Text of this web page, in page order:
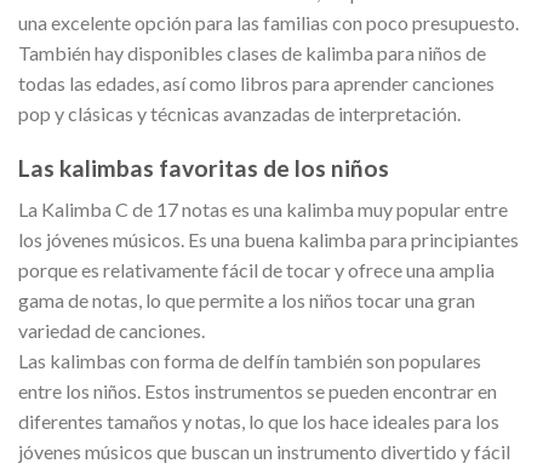
una excelente opción para las familias con poco presupuesto.
También hay disponibles clases de kalimba para niños de
todas las edades, así como libros para aprender canciones
pop y clásicas y técnicas avanzadas de interpretación.
Las kalimbas favoritas de los niños
La Kalimba C de 17 notas es una kalimba muy popular entre
los jóvenes músicos. Es una buena kalimba para principiantes
porque es relativamente fácil de tocar y ofrece una amplia
gama de notas, lo que permite a los niños tocar una gran
variedad de canciones.
Las kalimbas con forma de delfín también son populares
entre los niños. Estos instrumentos se pueden encontrar en
diferentes tamaños y notas, lo que los hace ideales para los
jóvenes músicos que buscan un instrumento divertido y fácil